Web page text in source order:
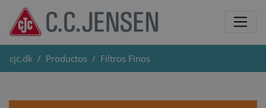
cjc.dk Productos Filtros Finos